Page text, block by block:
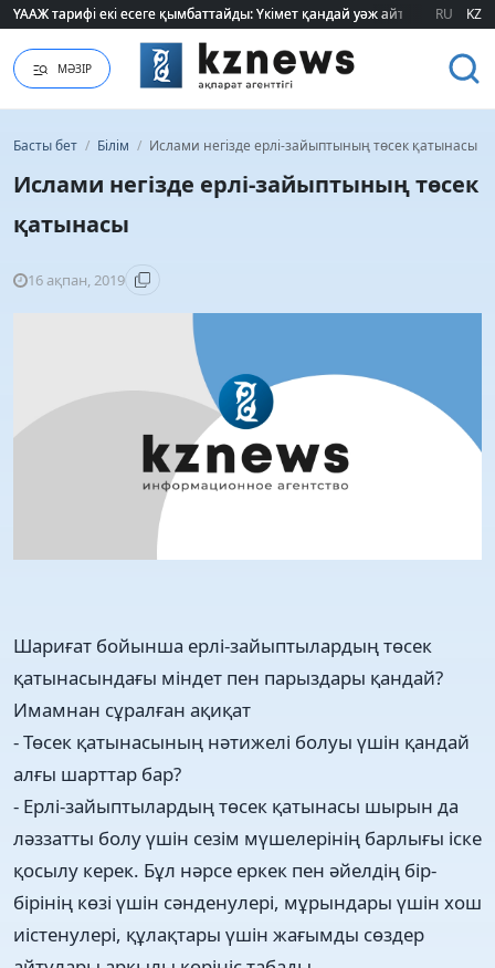
ҮААЖ тарифі екі есеге қымбаттайды: Үкімет қандай уәж айтады?
ҮААЖ тарифі екі есеге қымбаттайды: Үкімет қандай уәж айтады? RU KZ
МӘЗІР
Басты бет / Білім / Ислами негізде ерлі-зайыптының төсек қатынасы
Ислами негізде ерлі-зайыптының төсек
қатынасы
16 ақпан, 2019
Шариғат бойынша ерлі-зайыптылардың төсек
қатынасындағы міндет пен парыздары қандай?
Имамнан сұралған ақиқат
- Төсек қатынасының нәтижелі болуы үшін қандай
алғы шарттар бар?
- Ерлі-зайыптылардың төсек қатынасы шырын да
ләззатты болу үшін сезім мүшелерінің барлығы іске
қосылу керек. Бұл нәрсе еркек пен әйелдің бір-
бірінің көзі үшін сәнденулері, мұрындары үшін хош
иістенулері, құлақтары үшін жағымды сөздер